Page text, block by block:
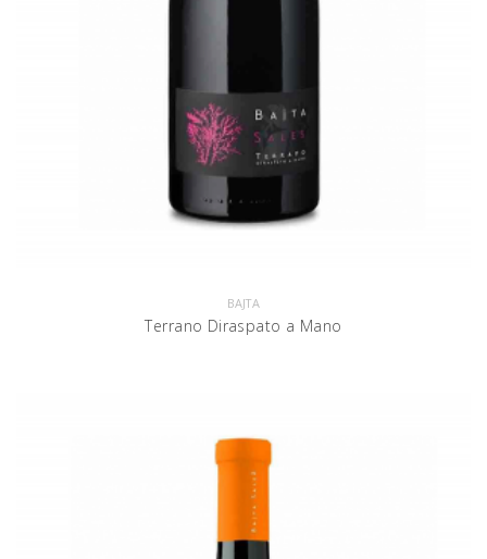
BAJTA
Terrano Diraspato a Mano